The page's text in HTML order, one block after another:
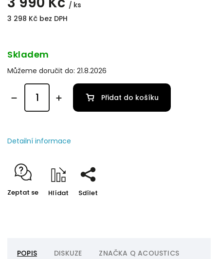
/ ks
3 298 Kč bez DPH
Skladem
Můžeme doručit do: 21.8.2026
Přidat do košíku
Detailní informace
Zeptat se Hlídat Sdílet
POPIS DISKUZE ZNAČKA Q ACOUSTICS